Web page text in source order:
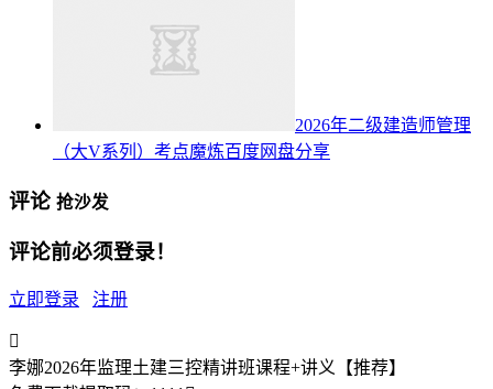
2026年二级建造师管理
（大V系列）考点魔炼百度网盘分享
评论 抢沙发
评论前必须登录！
立即登录 注册

李娜2026年监理土建三控精讲班课程+讲义【推荐】